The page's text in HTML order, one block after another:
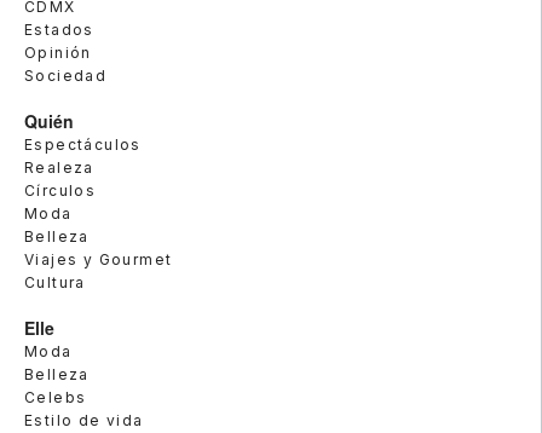
CDMX
Estados
Opinión
Sociedad
Quién
Espectáculos
Realeza
Círculos
Moda
Belleza
Viajes y Gourmet
Cultura
Elle
Moda
Belleza
Celebs
Estilo de vida